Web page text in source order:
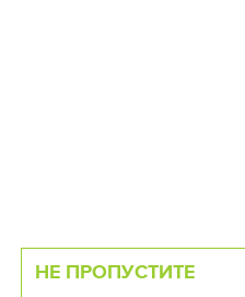
НЕ ПРОПУСТИТЕ